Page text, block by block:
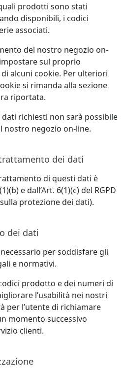
prodotti sono stati
disponibili, i codici
associati.
del nostro negozio on-
sul proprio
alcuni cookie. Per ulteriori
si rimanda alla sezione
riportata.
richiesti non sarà possibile
negozio on-line.
dei dati
di questi dati è
e dall’Art. 6(1)(c) del RGPD
protezione dei dati).
dei dati
per soddisfare gli
e normativi.
prodotto e dei numeri di
l’usabilità nei nostri
per l’utente di richiamare
momento successivo
clienti.